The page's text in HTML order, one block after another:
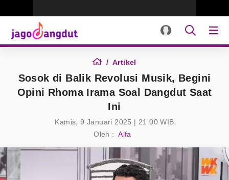
Artikel
Sosok di Balik Revolusi Musik, Begini
Opini Rhoma Irama Soal Dangdut Saat
Ini
Kamis, 9 Januari 2025 | 21:00 WIB
Oleh : Alfa